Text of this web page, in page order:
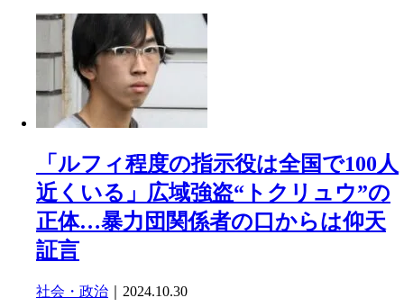
「ルフィ程度の指示役は全国で100人
近くいる」広域強盗“トクリュウ”の
正体…暴力団関係者の口からは仰天
証言
社会・政治 ｜2024.10.30